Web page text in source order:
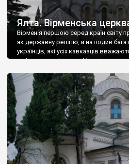
Ялта. Вірменська
Вірменія першою серед країн світу
як державну релігію, й на подив
українців, які усіх кавказців
є відданими вірянами Христа